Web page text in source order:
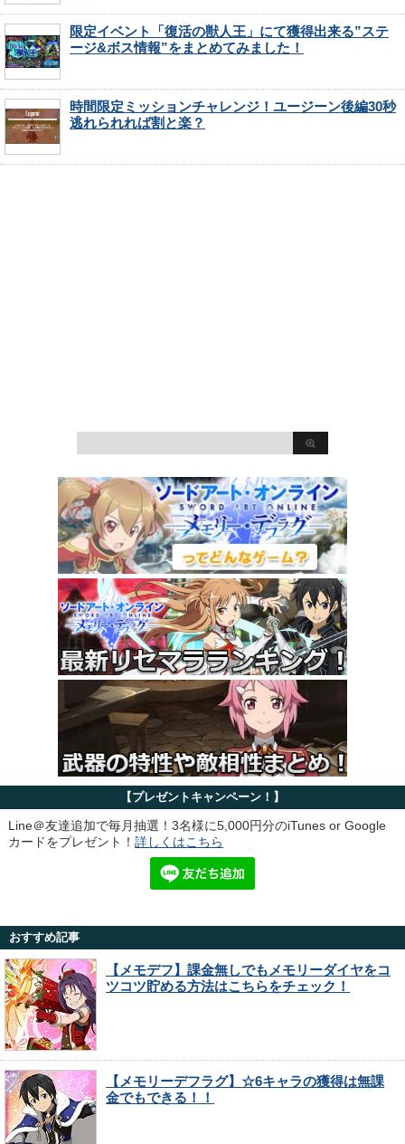
限定イベント「復活の獣人王」にて獲得出来る”ステ
ージ&ボス情報”をまとめてみました！
時間限定ミッションチャレンジ！ユージーン後編30秒
逃れられれば割と楽？
【プレゼントキャンペーン！】
Line＠友達追加で毎月抽選！3名様に5,000円分のiTunes or Google
カードをプレゼント！ 詳しくはこちら
おすすめ記事
【メモデフ】課金無しでもメモリーダイヤをコ
ツコツ貯める方法はこちらをチェック！
【メモリーデフラグ】☆6キャラの獲得は無課
金でもできる！！